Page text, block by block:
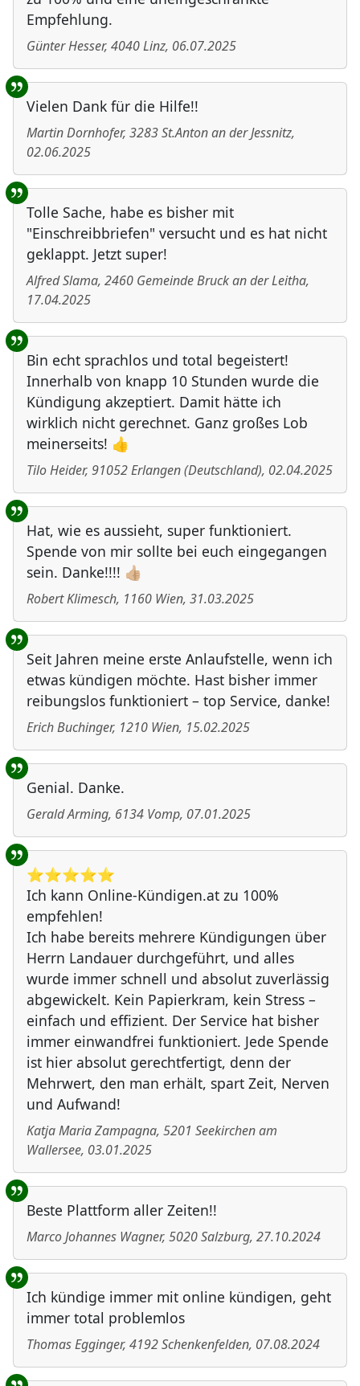
Empfehlung.
Günter Hesser, 4040Linz, 06.07.2025
Vielen Dank für die Hilfe!!
Martin Dornhofer, 3283St.Anton an der Jessnitz,
02.06.2025
Tolle Sache, habe es bisher mit
"Einschreibbriefen" versucht und es hat nicht
geklappt. Jetzt super!
Alfred Slama, 2460 Gemeinde Bruck an der Leitha,
17.04.2025
Bin echt sprachlos und total begeistert!
Innerhalb von knapp 10 Stunden wurde die
Kündigung akzeptiert. Damit hätte ich
wirklich nicht gerechnet. Ganz großes Lob
meinerseits! 👍
Tilo Heider, 91052Erlangen(Deutschland), 02.04.2025
Hat, wie es aussieht, super funktioniert.
Spende von mir sollte bei euch eingegangen
sein. Danke!!!! 👍🏼
Robert Klimesch, 1160 Wien, 31.03.2025
Seit Jahren meine erste Anlaufstelle, wenn ich
etwas kündigen möchte. Hast bisher immer
reibungslos funktioniert – top Service, danke!
Erich Buchinger, 1210 Wien, 15.02.2025
Genial. Danke.
Gerald Arming, 6134 Vomp, 07.01.2025
⭐️⭐️⭐️⭐️⭐️
Ich kann Online-Kündigen.at zu 100%
empfehlen!
Ich habe bereits mehrere Kündigungen über
Herrn Landauer durchgeführt, und alles
wurde immer schnell und absolut zuverlässig
abgewickelt. Kein Papierkram, kein Stress –
einfach und effizient. Der Service hat bisher
immer einwandfrei funktioniert. Jede Spende
ist hier absolut gerechtfertigt, denn der
Mehrwert, den man erhält, spart Zeit, Nerven
und Aufwand!
Katja Maria Zampagna, 5201 Seekirchen am
Wallersee, 03.01.2025
Beste Plattform aller Zeiten!!
Marco Johannes Wagner, 5020Salzburg, 27.10.2024
Ich kündige immer mit online kündigen, geht
immer total problemlos
Thomas Egginger, 4192Schenkenfelden, 07.08.2024